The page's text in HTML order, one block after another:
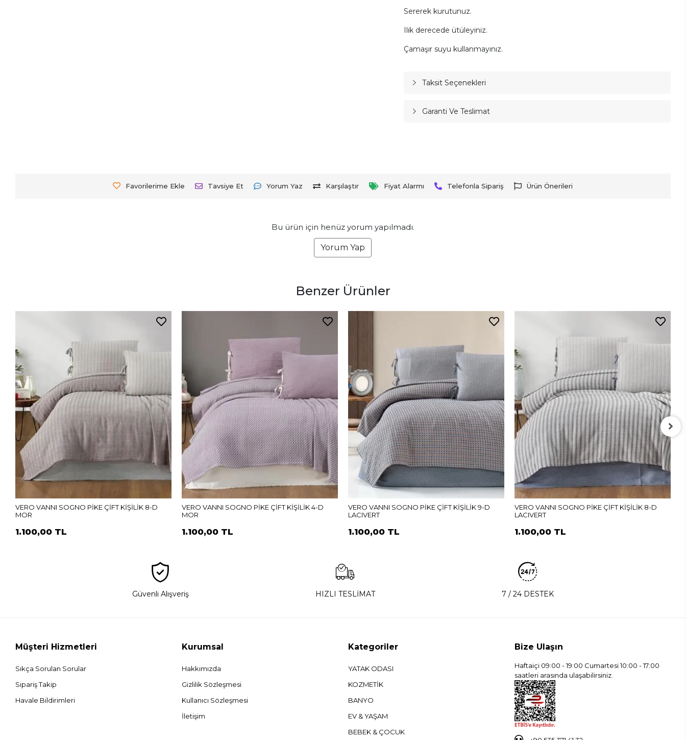
Sererek kurutunuz.
Ilık derecede ütüleyiniz.
Çamaşır suyu kullanmayınız.
Taksit Seçenekleri
Garanti Ve Teslimat
Favorilerime Ekle Tavsiye Et Yorum Yaz Karşılaştır Fiyat Alarmı Telefonla Sipariş Ürün Önerileri
Bu ürün için henüz yorum yapılmadı.
Yorum Yap
Benzer Ürünler
VERO VANNI SOGNO PİKE ÇİFT KİŞİLİK 8-D
MOR
1.100,00 TL
VERO VANNI SOGNO PİKE ÇİFT KİŞİLİK 4-D
MOR
1.100,00 TL
VERO VANNI SOGNO PİKE ÇİFT KİŞİLİK 9-D
LACIVERT
1.100,00 TL
VERO VANNI SOGNO PİKE ÇİFT KİŞİLİK 8-D
LACIVERT
1.100,00 TL
Güvenli Alışveriş HIZLI TESLİMAT 7 / 24 DESTEK
Müşteri Hizmetleri
Sıkça Sorulan Sorular
Sipariş Takip
Havale Bildirimleri
Kurumsal
Hakkımızda
Gizlilik Sözleşmesi
Kullanıcı Sözleşmesi
İletişim
Kategoriler
YATAK ODASI
KOZMETİK
BANYO
EV & YAŞAM
BEBEK & ÇOCUK
Bize Ulaşın
Haftaiçi 09:00 - 19:00 Cumartesi 10:00 - 17:00
saatleri arasında ulaşabilirsiniz.